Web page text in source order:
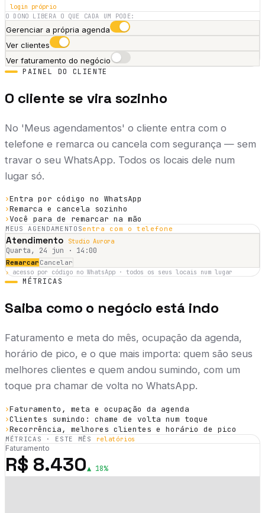
login próprio
O DONO LIBERA O QUE CADA UM PODE:
Gerenciar a própria agenda
Ver clientes
Ver faturamento do negócio
PAINEL DO CLIENTE
O cliente se vira sozinho
No 'Meus agendamentos' o cliente entra com o
telefone e remarca ou cancela com segurança — sem
travar o seu WhatsApp. Todos os locais dele num
lugar só.
›Entra por código no WhatsApp
›Remarca e cancela sozinho
›Você para de remarcar na mão
MEUS AGENDAMENTOSentra com o telefone
Atendimento Studio Aurora
Quarta, 24 jun · 14:00
Remarcar Cancelar
› acesso por código no WhatsApp · todos os seus locais num lugar
MÉTRICAS
Saiba como o negócio está indo
Faturamento e meta do mês, ocupação da agenda,
horário de pico, e o que mais importa: quem são seus
melhores clientes e quem andou sumindo, com um
toque pra chamar de volta no WhatsApp.
›Faturamento, meta e ocupação da agenda
›Clientes sumindo: chame de volta num toque
›Recorrência, melhores clientes e horário de pico
MÉTRICAS · ESTE MÊS relatórios
Faturamento
R$ 8.430▲ 18%